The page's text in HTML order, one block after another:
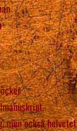
men också helvetet